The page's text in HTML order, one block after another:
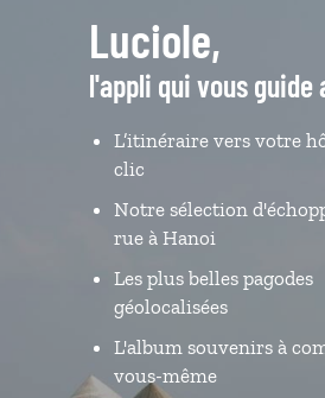
Luciole,
l'appli qui vous guide
L’itinéraire vers votre
clic
Notre sélection
rue à Hanoi
Les plus belles pagodes
géolocalisées
L'album souvenirs à
vous-même